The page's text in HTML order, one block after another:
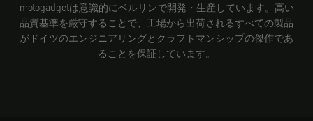
motogadgetは意識的にベルリンで開発・生産しています。高い
品質基準を厳守することで、工場から出荷されるすべての製品
がドイツのエンジニアリングとクラフトマンシップの傑作であ
ることを保証しています。